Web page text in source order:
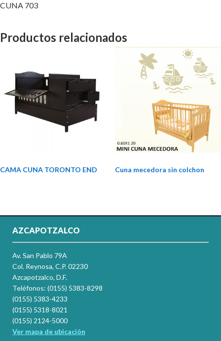
CUNA 703
Productos relacionados
CAMA CUNA TORONTO END Cuna mecedora sin colchon
AZCAPOTZALCO
Av. San Pablo 79A
Col. Reynosa, C.P. 02230
Azcapotzalco, D.F.
Teléfonos: (0155) 5383-8298
(0155) 5383-4233
(0155) 5318-8021
(0155) 2124-5000
Ver mapa de ubicación